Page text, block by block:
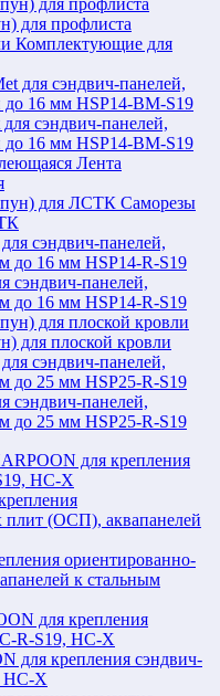
для профлиста
Комплектующие для
сэндвич-панелей,
до 16 мм HSP14-BM-S19
Лента
Саморезы
сэндвич-панелей,
до 16 мм HSP14-R-S19
для плоской кровли
сэндвич-панелей,
до 25 мм HSP25-R-S19
для крепления
HC-X
ориентированно-
к стальным
для крепления сэндвич-
HC-X